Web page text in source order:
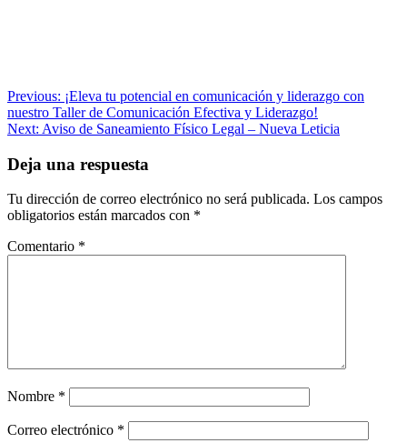
Navegación
de
Previous: ¡Eleva tu potencial en comunicación y liderazgo con
nuestro Taller de Comunicación Efectiva y Liderazgo!
Next: Aviso de Saneamiento Físico Legal – Nueva Leticia
Deja una respuesta
Tu dirección de correo electrónico no será publicada. Los campos
obligatorios están marcados con *
Comentario *
Nombre *
Correo electrónico *